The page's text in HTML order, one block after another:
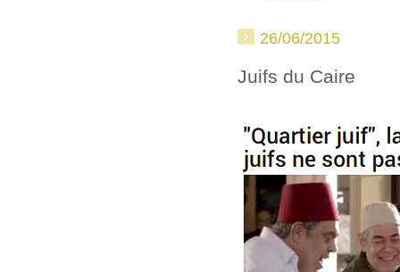
26/06/2015
Juifs du Caire